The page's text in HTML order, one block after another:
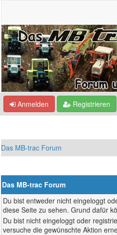
Anmelden Registrieren
Das MB-trac Forum
Das MB-trac Forum
Du bist entweder nicht eingeloggt
diese Seite zu sehen. Grund dafür
Du bist nicht eingeloggt oder
versuche die gewünschte Aktion